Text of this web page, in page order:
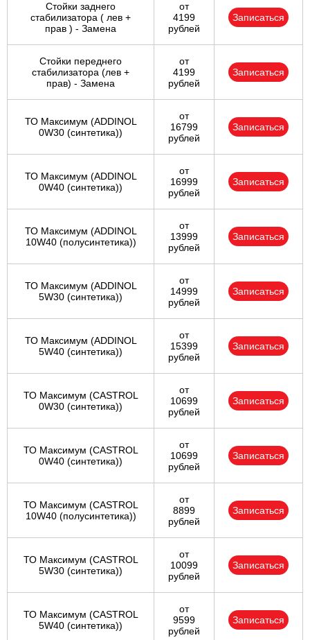
Стойки заднего
стабилизатора ( лев +
прав ) - Замена
от
4199
рублей
Записаться
Стойки переднего
стабилизатора (лев +
прав) - Замена
от
4199
рублей
Записаться
ТО Максимум (ADDINOL
0W30 (синтетика))
от
16799
рублей
Записаться
ТО Максимум (ADDINOL
0W40 (синтетика))
от
16999
рублей
Записаться
ТО Максимум (ADDINOL
10W40 (полусинтетика))
от
13999
рублей
Записаться
ТО Максимум (ADDINOL
5W30 (синтетика))
от
14999
рублей
Записаться
ТО Максимум (ADDINOL
5W40 (синтетика))
от
15399
рублей
Записаться
ТО Максимум (CASTROL
0W30 (синтетика))
от
10699
рублей
Записаться
ТО Максимум (CASTROL
0W40 (синтетика))
от
10699
рублей
Записаться
ТО Максимум (CASTROL
10W40 (полусинтетика))
от
8899
рублей
Записаться
ТО Максимум (CASTROL
5W30 (синтетика))
от
10099
рублей
Записаться
ТО Максимум (CASTROL
5W40 (синтетика))
от
9599
рублей
Записаться